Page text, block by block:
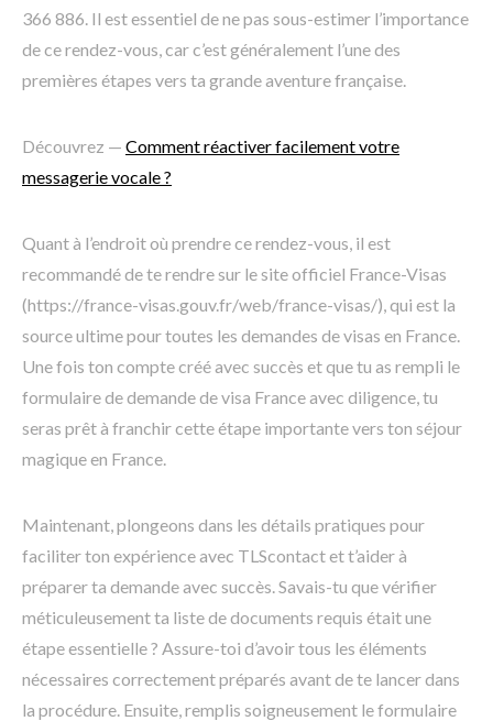
366 886. Il est essentiel de ne pas sous-estimer l’importance
de ce rendez-vous, car c’est généralement l’une des
premières étapes vers ta grande aventure française.
Découvrez — Comment réactiver facilement votre
messagerie vocale ?
Quant à l’endroit où prendre ce rendez-vous, il est
recommandé de te rendre sur le site officiel France-Visas
(https://france-visas.gouv.fr/web/france-visas/), qui est la
source ultime pour toutes les demandes de visas en France.
Une fois ton compte créé avec succès et que tu as rempli le
formulaire de demande de visa France avec diligence, tu
seras prêt à franchir cette étape importante vers ton séjour
magique en France.
Maintenant, plongeons dans les détails pratiques pour
faciliter ton expérience avec TLScontact et t’aider à
préparer ta demande avec succès. Savais-tu que vérifier
méticuleusement ta liste de documents requis était une
étape essentielle ? Assure-toi d’avoir tous les éléments
nécessaires correctement préparés avant de te lancer dans
la procédure. Ensuite, remplis soigneusement le formulaire